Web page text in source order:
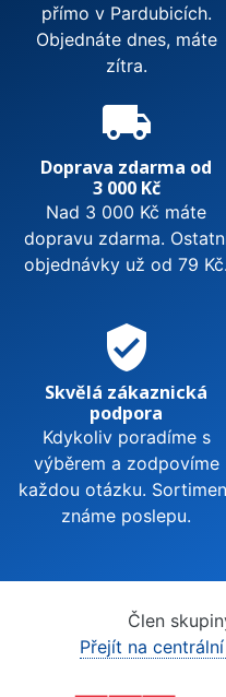
přímo v Pardubicích.
Objednáte dnes, máte
zítra.
local_shipping
Doprava zdarma od
3 000 Kč
Nad 3 000 Kč máte
dopravu zdarma.
objednávky už od 79 Kč.
verified_user
Skvělá zákaznická
podpora
Kdykoliv poradíme s
výběrem a zodpovíme
každou otázku.
známe poslepu.
Člen
Přejít na